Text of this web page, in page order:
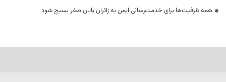
همه ظرفیت‌ها برای خدمت‌رسانی ایمن به زائران پایان صفر بسیج شود